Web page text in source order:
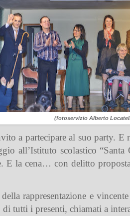
(fotoservizio Alberto
a partecipare al suo party. E
all’Istituto scolastico
E la cena… con delitto
rappresentazione e
tutti i presenti, chiamati a